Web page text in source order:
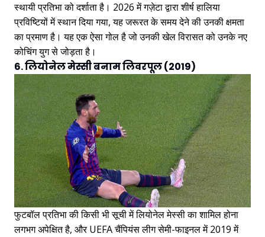
स्थायी प्रतिभा को दर्शाता है। 2026 में गज़ेटा द्वारा शीर्ष हालिया
प्रविष्टियों में स्थान दिया गया, यह जरूरत के समय देने की उनकी क्षमता
का प्रमाण है। यह एक ऐसा गोल है जो उनकी खेल विरासत को उनके नए
कोचिंग युग से जोड़ता है।
6. लियोनेल मेस्सी बनाम लिवरपूल (2019)
फुटबॉल प्रतिभा की किसी भी सूची में लियोनेल मेस्सी का शामिल होना
लगभग अपेक्षित है, और UEFA चैंपियंस लीग सेमी-फाइनल में 2019 में